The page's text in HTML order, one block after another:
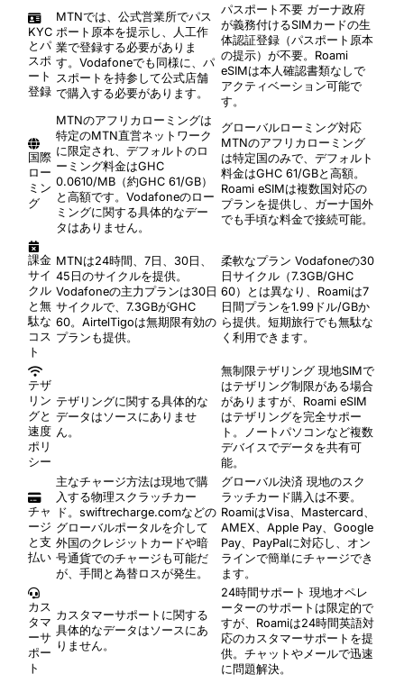
KYC
とパ
スポ
ート
登録
MTNでは、公式営業所でパス
ポート原本を提示し、人工作
業で登録する必要がありま
す。Vodafoneでも同様に、パ
スポートを持参して公式店舗
で購入する必要があります。
パスポート不要 ガーナ政府
が義務付けるSIMカードの生
体認証登録（パスポート原本
の提示）が不要。Roami
eSIMは本人確認書類なしで
アクティベーション可能で
す。
国際
ロー
ミン
グ
MTNのアフリカローミングは
特定のMTN直営ネットワーク
に限定され、デフォルトのロ
ーミング料金はGHC
0.0610/MB（約GHC 61/GB）
と高額です。Vodafoneのロー
ミングに関する具体的なデー
タはありません。
グローバルローミング対応
MTNのアフリカローミング
は特定国のみで、デフォルト
料金はGHC 61/GBと高額。
Roami eSIMは複数国対応の
プランを提供し、ガーナ国外
でも手頃な料金で接続可能。
課金
サイ
クル
と無
駄な
コス
ト
MTNは24時間、7日、30日、
45日のサイクルを提供。
Vodafoneの主力プランは30日
サイクルで、7.3GBがGHC
60。AirtelTigoは無期限有効の
プランも提供。
柔軟なプラン Vodafoneの30
日サイクル（7.3GB/GHC
60）とは異なり、Roamiは7
日間プランを1.99ドル/GBか
ら提供。短期旅行でも無駄な
く利用できます。
テザ
リン
グと
速度
ポリ
シー
テザリングに関する具体的な
データはソースにありませ
ん。
無制限テザリング 現地SIMで
はテザリング制限がある場合
がありますが、Roami eSIM
はテザリングを完全サポー
ト。ノートパソコンなど複数
デバイスでデータを共有可
能。
チャ
ージ
と支
払い
主なチャージ方法は現地で購
入する物理スクラッチカー
ド。swiftrecharge.comなどの
グローバルポータルを介して
外国のクレジットカードや暗
号通貨でのチャージも可能だ
が、手間と為替ロスが発生。
グローバル決済 現地のスク
ラッチカード購入は不要。
RoamiはVisa、Mastercard、
AMEX、Apple Pay、Google
Pay、PayPalに対応し、オン
ラインで簡単にチャージでき
ます。
カス
タマ
ーサ
ポー
ト
カスタマーサポートに関する
具体的なデータはソースにあ
りません。
24時間サポート 現地オペレ
ーターのサポートは限定的で
すが、Roamiは24時間英語対
応のカスタマーサポートを提
供。チャットやメールで迅速
に問題解決。